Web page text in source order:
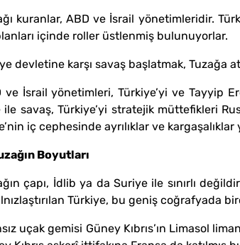
kuranlar, ABD ve İsrail yönetimleridir.
içinde roller üstlenmiş bulunuyorlar.
devletine karşı savaş başlatmak, Tuzağa
ve İsrail yönetimleri, Türkiye’yi ve Tayyip
savaş, Türkiye’yi stratejik müttefikleri
iç cephesinde ayrılıklar ve kargaşalıklar
Boyutları
çapı, İdlib ya da Suriye ile sınırlı
Türkiye, bu geniş coğrafyada
uçak gemisi Güney Kıbrıs’ın Limasol